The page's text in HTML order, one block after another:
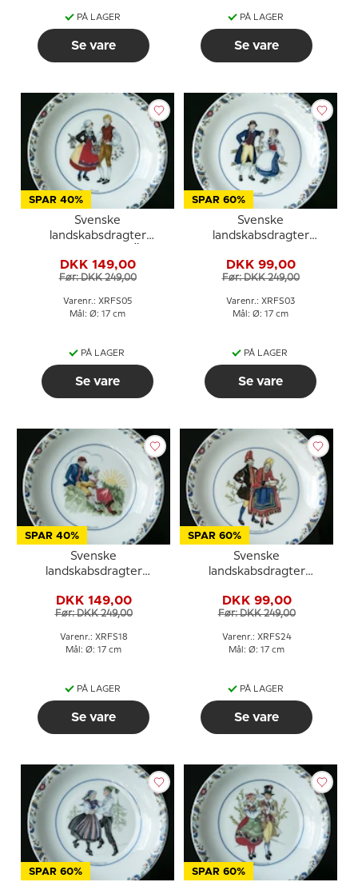
PÅ LAGER
Se vare
PÅ LAGER
Se vare
SPAR 40%
Svenske
landskabsdragter
DKK 149,00
Før: DKK 249,00
Varenr.: XRFS05
Mål: Ø: 17 cm
PÅ LAGER
Se vare
SPAR 60%
Svenske
landskabsdragter
Dalsland
DKK 99,00
Før: DKK 249,00
Varenr.: XRFS03
Mål: Ø: 17 cm
PÅ LAGER
Se vare
SPAR 40%
Svenske
landskabsdragter
Värmland
DKK 149,00
Før: DKK 249,00
Varenr.: XRFS18
Mål: Ø: 17 cm
PÅ LAGER
Se vare
SPAR 60%
Svenske
landskabsdragter
Västergötland
DKK 99,00
Før: DKK 249,00
Varenr.: XRFS24
Mål: Ø: 17 cm
PÅ LAGER
Se vare
SPAR 60% SPAR 60%